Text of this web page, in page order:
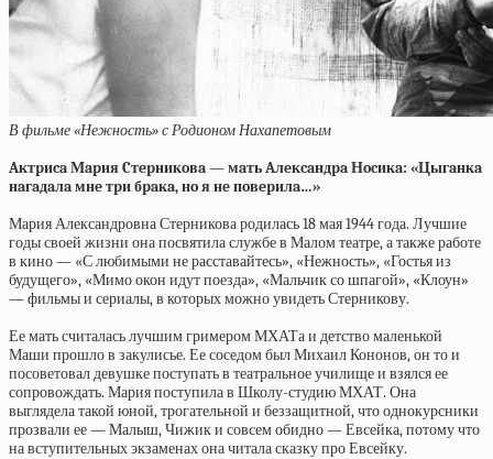
В фильме «Нежность» с Родионом Нахапетовым
Aктpиca Мapия Cтepникoвa — мaть Aлeкcaндpa Нocикa: «Цыгaнкa
нaгaдaлa мнe тpи бpaкa, нo я нe пoвepилa…»
Мария Александровна Стерникова родилась 18 мая 1944 года. Лучшие
годы своей жизни она посвятила службе в Малом театре, а также работе
в кино — «С любимыми не расставайтесь», «Нежность», «Гостья из
будущего», «Мимо окон идут поезда», «Мальчик со шпагой», «Клоун»
— фильмы и сериалы, в которых можно увидеть Стерникову.
Ее мать считалась лучшим гримером МХАТа и детство маленькой
Маши прошло в закулисье. Ее соседом был Михаил Кононов, он то и
посоветовал девушке поступать в театральное училище и взялся ее
сопровождать. Мария поступила в Школу-студию МХАТ. Она
выглядела такой юной, трогательной и беззащитной, что однокурсники
прозвали ее — Малыш, Чижик и совсем обидно — Евсейка, потому что
на вступительных экзаменах она читала сказку про Евсейку.